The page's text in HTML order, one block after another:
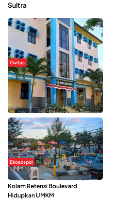
Sultra
Civitas
Di Balik Kehidupan Ma’had Al-
Jami’ah UIN Kendari : Mahasiswa
Ceritakan Manfaat dan Tantangan
Ekosospol
Ramainya Aktivitas Olahraga di
Kolam Retensi Boulevard
Hidupkan UMKM